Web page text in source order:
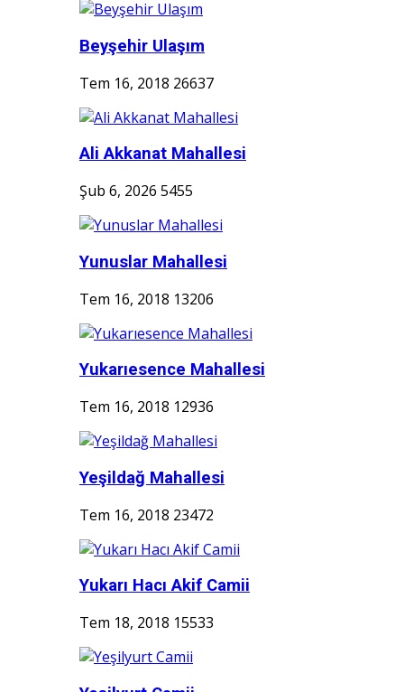
Beyşehir Ulaşım
Tem 16, 2018 26637
Ali Akkanat Mahallesi
Şub 6, 2026 5455
Yunuslar Mahallesi
Tem 16, 2018 13206
Yukarıesence Mahallesi
Tem 16, 2018 12936
Yeşildağ Mahallesi
Tem 16, 2018 23472
Yukarı Hacı Akif Camii
Tem 18, 2018 15533